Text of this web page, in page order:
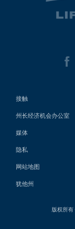
接触
州长经济机会办公室
媒体
隐私
网站地图
犹他州
版权所有